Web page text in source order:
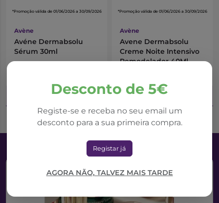
Desconto de 5€
Registe-se e receba no seu email um
desconto para a sua primeira compra.
Registar já
AGORA NÃO, TALVEZ MAIS TARDE
*Promoção válida de 01/06/2026 a 30/09/2026
Avène
Avéne Dermabsolu
Sérum 30ml
Adicionar ao Carrinho
*Promoção válida de 01/06/2026 a 30/09/2026
Avène
Avene Dermabsolu
Creme Noite Intensivo
Remodelador 40Ml
Adicionar ao Carrinho